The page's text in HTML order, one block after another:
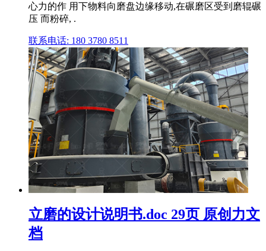
心力的作 用下物料向磨盘边缘移动,在碾磨区受到磨辊碾
压 而粉碎, .
联系电话: 180 3780 8511
立磨的设计说明书.doc 29页 原创力文
档